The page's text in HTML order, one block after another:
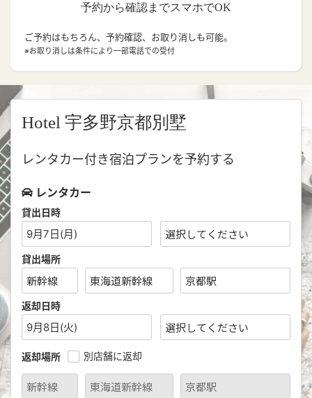
予約から確認までスマホでOK
ご予約はもちろん、予約確認、お取り消しも可能。
※お取り消しは条件により一部電話での受付
Hotel 宇多野京都別墅
レンタカー付き宿泊プランを予約する
レンタカー
貸出日時
9月7日(月)
貸出場所
返却日時
9月8日(火)
返却場所 別店舗に返却